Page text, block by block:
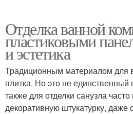
Реечные панели
Уход за пластиковым
панелями
Отделка ванной
пластиковыми
и эстетика
Традиционным материалом для
плитка. Но это не
также для отделки санузла
декоративную штукатурку, даже